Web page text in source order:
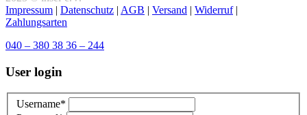
Impressum | Datenschutz | AGB | Versand | Widerruf|
Zahlungsarten
040 – 380 38 36 – 244
User login
Username*